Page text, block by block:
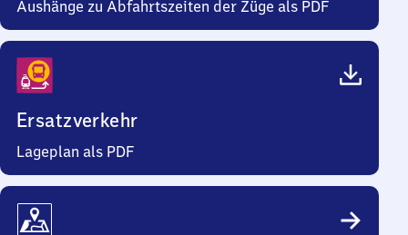
Aushänge zu Abfahrtszeiten der Züge als PDF
Ersatzverkehr
Lageplan als PDF